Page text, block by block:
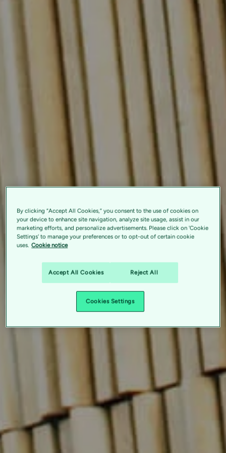
By clicking “Accept All Cookies,” you consent to the use of cookies on
your device to enhance site navigation, analyze site usage, assist in our
marketing efforts, and personalize advertisements. Please click on 'Cookie
Settings' to manage your preferences or to opt-out of certain cookie
uses. Cookie notice
Accept All Cookies Reject All
Cookies Settings